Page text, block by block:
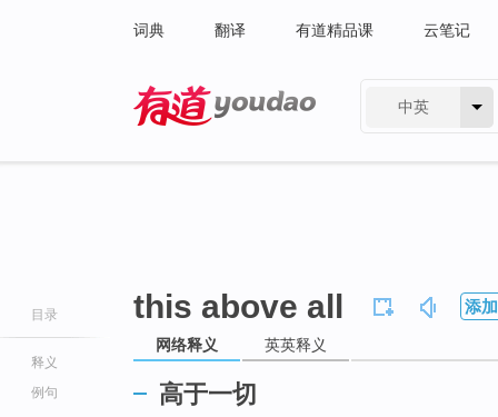
词典 翻译 有道精品课 云笔记
中英
目录
释义
例句
this above all 添
网络释义 英英释义
高于一切